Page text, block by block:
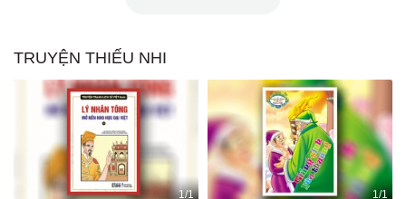
TRUYỆN THIẾU NHI
1/1 1/1